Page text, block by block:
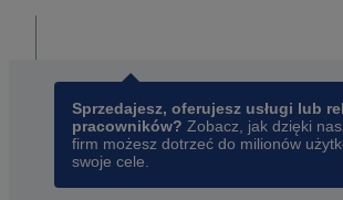
Sprzedajesz, oferujesz usługi lub
pracowników? Zobacz, jak dzięki
firm możesz dotrzeć do milionów
swoje cele.